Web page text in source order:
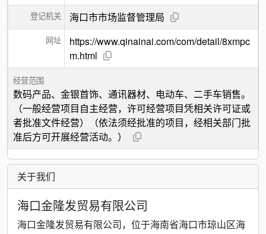
登记机关 海口市市场监督管理局
网址
https://www.qinainai.com/com/detail/8xmpc
m.html
经营范围
数码产品、金银首饰、通讯器材、电动车、二手车销售。
（一般经营项目自主经营，许可经营项目凭相关许可证或
者批准文件经营）（依法须经批准的项目，经相关部门批
准后方可开展经营活动。）
关于我们
海口金隆发贸易有限公司
海口金隆发贸易有限公司，位于海南省海口市琼山区海